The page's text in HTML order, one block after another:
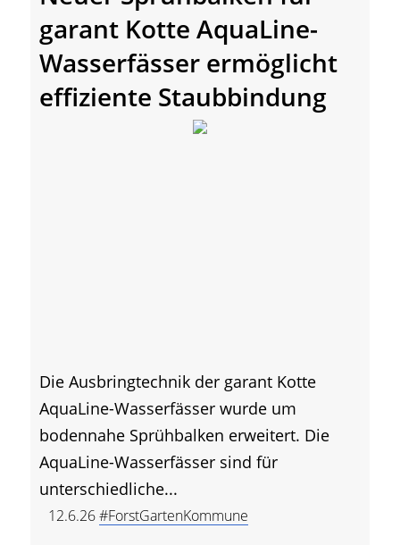
garant Kotte AquaLine-
Wasserfässer ermöglicht
effiziente Staubbindung
Die Ausbringtechnik der garant Kotte
AquaLine-Wasserfässer wurde um
bodennahe Sprühbalken erweitert. Die
AquaLine-Wasserfässer sind für
unterschiedliche...
12.6.26#ForstGartenKommune